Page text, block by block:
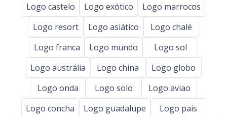
Logo castelo
Logo exótico
Logo marrocos
Logo resort
Logo asiático
Logo chalé
Logo franca
Logo mundo
Logo sol
Logo austrália
Logo china
Logo globo
Logo onda
Logo solo
Logo aviao
Logo concha
Logo guadalupe
Logo pais